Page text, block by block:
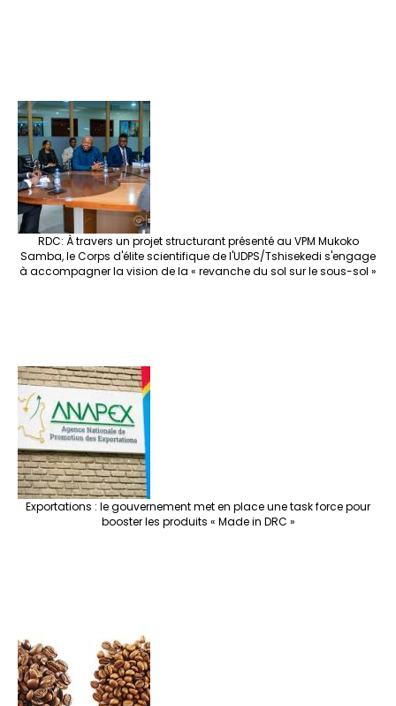
RDC: À travers un projet structurant présenté au VPM Mukoko
Samba, le Corps d'élite scientifique de l'UDPS/Tshisekedi s'engage
à accompagner la vision de la « revanche du sol sur le sous-sol »
Exportations : le gouvernement met en place une task force pour
booster les produits « Made in DRC »